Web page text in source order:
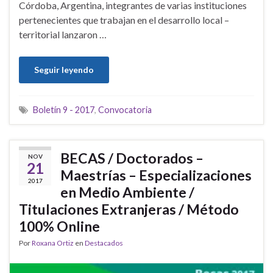
Córdoba, Argentina, integrantes de varias instituciones
pertenecientes que trabajan en el desarrollo local –
territorial lanzaron …
Seguir leyendo
Boletín 9 - 2017, Convocatoria
NOV
21
2017
BECAS / Doctorados –
Maestrías – Especializaciones
en Medio Ambiente /
Titulaciones Extranjeras / Método
100% Online
PorRoxana Ortiz en Destacados